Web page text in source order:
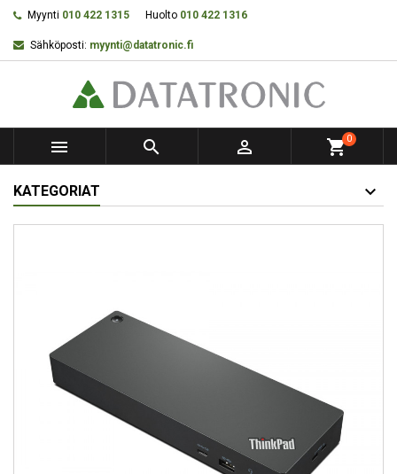
Myynti 010 422 1315 Huolto 010 422 1316
Sähköposti: myynti@datatronic.fi
   shopping_cart0
KATEGORIAT